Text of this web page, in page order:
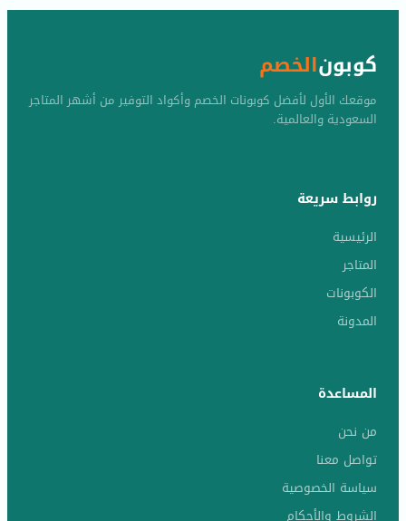
كوبونالخصم
موقعك الأول لأفضل كوبونات الخصم وأكواد التوفير من أشهر المتاجر
السعودية والعالمية.
روابط سريعة
الرئيسية
المتاجر
الكوبونات
المدونة
المساعدة
من نحن
تواصل معنا
سياسة الخصوصية
الشروط والأحكام